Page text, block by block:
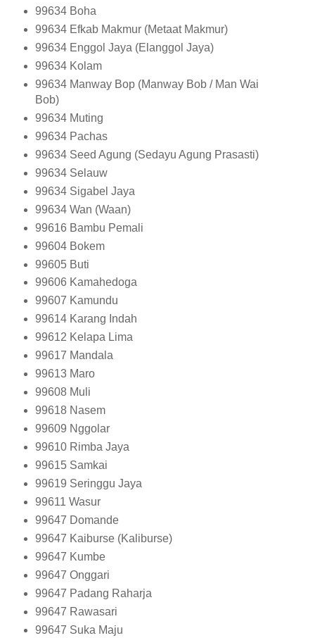
99634 Boha
99634 Efkab Makmur (Metaat Makmur)
99634 Enggol Jaya (Elanggol Jaya)
99634 Kolam
99634 Manway Bop (Manway Bob / Man Wai
Bob)
99634 Muting
99634 Pachas
99634 Seed Agung (Sedayu Agung Prasasti)
99634 Selauw
99634 Sigabel Jaya
99634 Wan (Waan)
99616 Bambu Pemali
99604 Bokem
99605 Buti
99606 Kamahedoga
99607 Kamundu
99614 Karang Indah
99612 Kelapa Lima
99617 Mandala
99613 Maro
99608 Muli
99618 Nasem
99609 Nggolar
99610 Rimba Jaya
99615 Samkai
99619 Seringgu Jaya
99611 Wasur
99647 Domande
99647 Kaiburse (Kaliburse)
99647 Kumbe
99647 Onggari
99647 Padang Raharja
99647 Rawasari
99647 Suka Maju